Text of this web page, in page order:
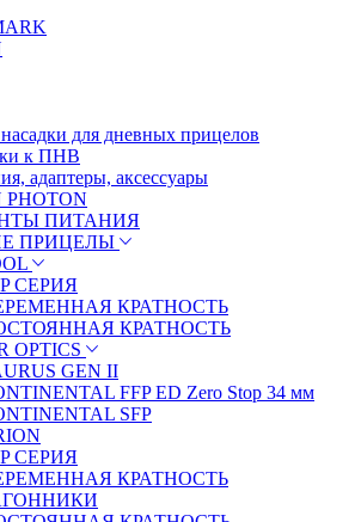
для дневных прицелов
к ПНВ
адаптеры, аксессуары
ПИТАНИЯ
ПРИЦЕЛЫ
СЕРИЯ
КРАТНОСТЬ
КРАТНОСТЬ
OPTICS
GEN II
FFP ED Zero Stop 34 мм
SFP
СЕРИЯ
КРАТНОСТЬ